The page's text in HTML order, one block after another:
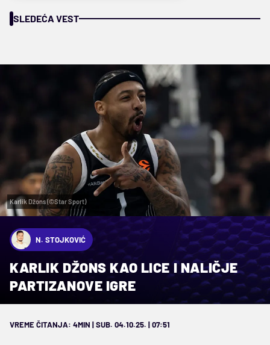
SLEDEĆA VEST
Karlik Džons (©Star Sport)
N. STOJKOVIĆ
KARLIK DŽONS KAO LICE I NALIČJE
PARTIZANOVE IGRE
VREME ČITANJA: 4MIN | SUB. 04.10.25. | 07:51